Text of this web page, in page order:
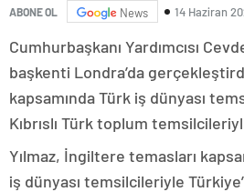
ABONE OL News 14 Haziran
Cumhurbaşkanı Yardımcısı
başkenti Londra’da
kapsamında Türk iş dünyası
Kıbrıslı Türk toplum
Yılmaz, İngiltere temasları
iş dünyası temsilcileriyle